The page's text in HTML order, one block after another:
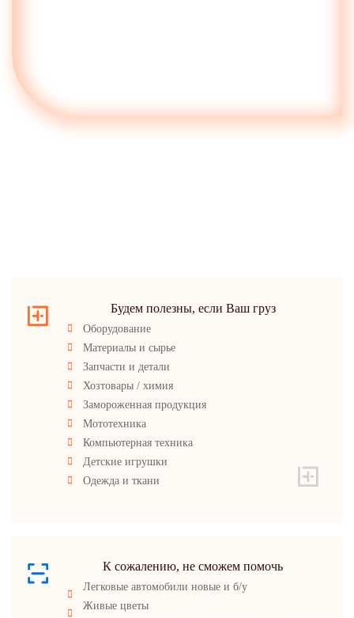
Будем полезны, если Ваш груз
Оборудование
Материалы и сырье
Запчасти и детали
Хозтовары / химия
Замороженная продукция
Мототехника
Компьютерная техника
Детские игрушки
Одежда и ткани
К сожалению, не сможем помочь
Легковые автомобили новые и б/у
Живые цветы